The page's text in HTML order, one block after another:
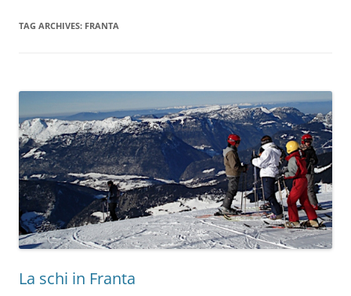
TAG ARCHIVES: FRANTA
La schi in Franta